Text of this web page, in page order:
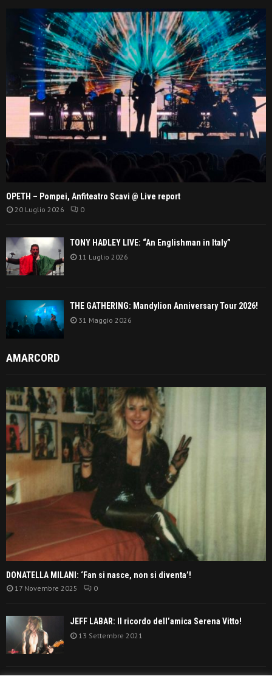
OPETH – Pompei, Anfiteatro Scavi @ Live report
20 Luglio 2026 0
TONY HADLEY LIVE: “An Englishman in Italy”
11 Luglio 2026
THE GATHERING: Mandylion Anniversary Tour 2026!
31 Maggio 2026
AMARCORD
DONATELLA MILANI: ‘Fan si nasce, non si diventa’!
17 Novembre 2025 0
JEFF LABAR: Il ricordo dell’amica Serena Vitto!
13 Settembre 2021